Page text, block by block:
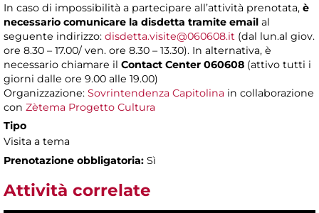
In caso di impossibilità a partecipare all’attività prenotata, è
necessario comunicare la disdetta tramite email al
seguente indirizzo: disdetta.visite@060608.it (dal lun.al giov.
ore 8.30 – 17.00/ ven. ore 8.30 – 13.30). In alternativa, è
necessario chiamare il Contact Center 060608 (attivo tutti i
giorni dalle ore 9.00 alle 19.00)
Organizzazione: Sovrintendenza Capitolina in collaborazione
con Zètema Progetto Cultura
Tipo
Visita a tema
Prenotazione obbligatoria: Sì
Attività correlate